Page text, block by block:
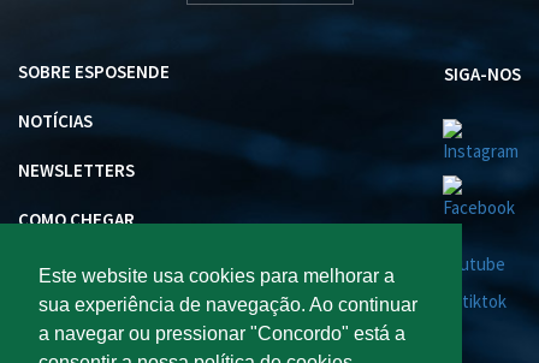
Este website usa cookies para melhorar a
sua experiência de navegação. Ao continuar
a navegar ou pressionar "Concordo" está a
SOBRE ESPOSENDE
NOTÍCIAS
NEWSLETTERS
COMO CHEGAR
INVESTIR EM ESPOSENDE
SIGA-NOS